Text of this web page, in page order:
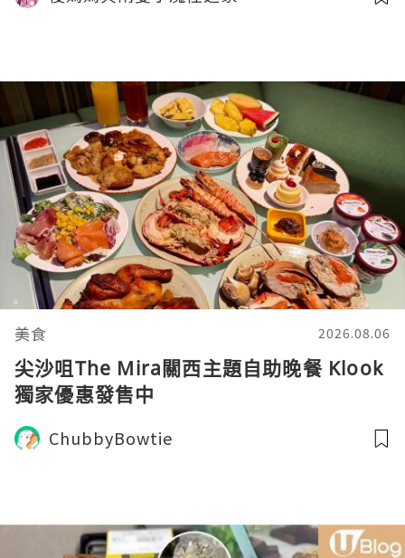
美食 2026.08.06
尖沙咀The Mira關西主題自助晚餐 Klook
獨家優惠發售中
ChubbyBowtie